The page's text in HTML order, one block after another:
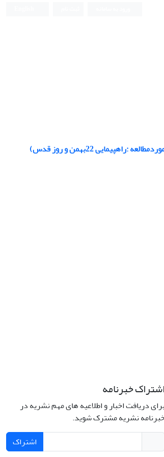
22بهمن و روز قدس)
اشتراک خبرنامه
دریافت اخبار و اطلاعیه های مهم نشریه در
نشریه مشترک شوید.
اشتراک